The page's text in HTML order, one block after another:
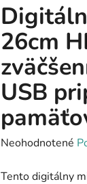
26cm
USB
Priemerné
produktu
Neohodnotené
Tento digitálny